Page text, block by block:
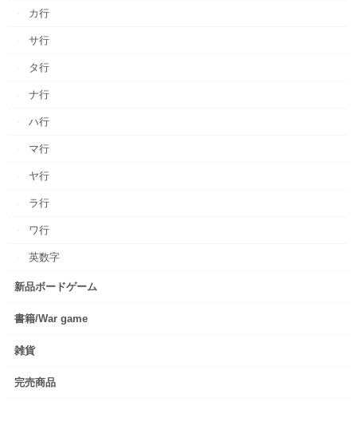
カ行
サ行
タ行
ナ行
ハ行
マ行
ヤ行
ラ行
ワ行
英数字
新品ボードゲーム
書籍/War game
雑貨
完売商品